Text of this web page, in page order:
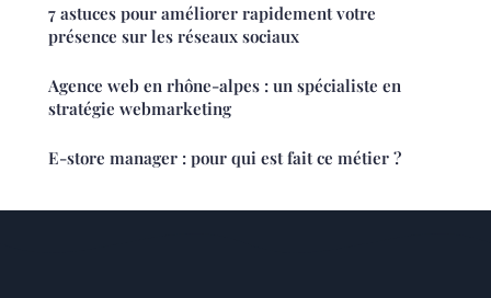
7 astuces pour améliorer rapidement votre
présence sur les réseaux sociaux
Agence web en rhône-alpes : un spécialiste en
stratégie webmarketing
E-store manager : pour qui est fait ce métier ?